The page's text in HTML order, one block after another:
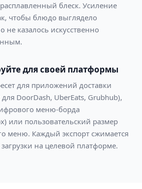
блеск. Усиление
чтобы блюдо выглядело
не казалось искусственно
для своей платформы
для приложений доставки
DoorDash, UberEats, Grubhub),
меню-борда
или пользовательский размер
меню. Каждый экспорт сжимается
на целевой платформе.